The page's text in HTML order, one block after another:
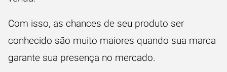
Com isso, as chances de seu produto ser
conhecido são muito maiores quando sua marca
garante sua presença no mercado.